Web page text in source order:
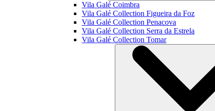
Vila Galé Coimbra
Vila Galé Collection Figueira da Foz
Vila Galé Collection Penacova
Vila Galé Collection Serra da Estrela
Vila Galé Collection Tomar